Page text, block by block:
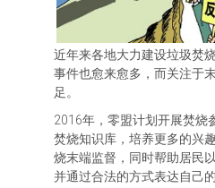
近年来各地大力建设垃圾焚
事件也愈来愈多，而关注于
足。
2016年，零盟计划开展焚烧
焚烧知识库，培养更多的兴
烧末端监督，同时帮助居民
并通过合法的方式表达自己的